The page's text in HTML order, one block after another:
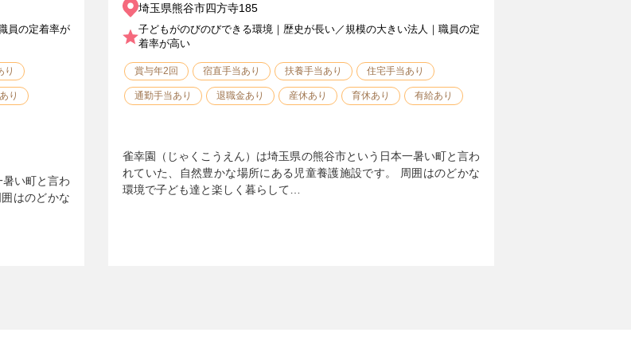
員の定着率が
り
り
い町と言わ
はのどかな
埼玉県熊谷市四方寺185
子どもがのびのびできる環境｜歴史が長い／規模の大きい法人｜職員の定
着率が高い
賞与年2回 宿直手当あり 扶養手当あり 住宅手当あり
通勤手当あり 退職金あり 産休あり 育休あり 有給あり
雀幸園（じゃくこうえん）は埼玉県の熊谷市という日本一暑い町と言わ
れていた、自然豊かな場所にある児童養護施設です。 周囲はのどかな
環境で子ども達と楽しく暮らして…